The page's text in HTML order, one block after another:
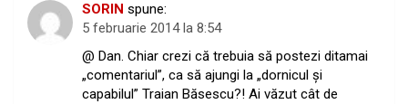
SORIN spune:
5 februarie 2014 la 8:54
@ Dan. Chiar crezi că trebuia să postezi ditamai
„comentariul”, ca să ajungi la „dornicul şi
capabilul” Traian Băsescu?! Ai văzut cât de